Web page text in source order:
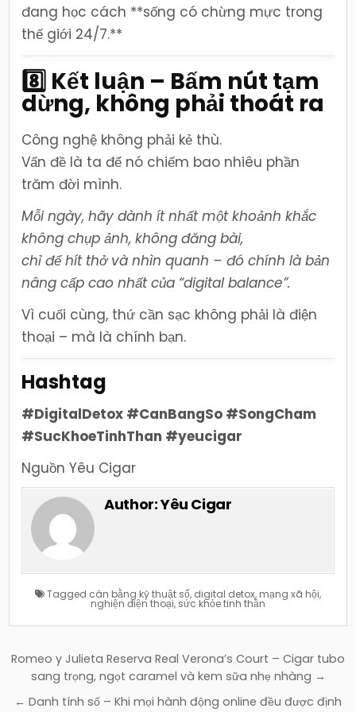
đang học cách **sống có chừng mực trong
thế giới 24/7.**
8️⃣ Kết luận – Bấm nút tạm
dừng, không phải thoát ra
Công nghệ không phải kẻ thù.
Vấn đề là ta để nó chiếm bao nhiêu phần
trăm đời mình.
Mỗi ngày, hãy dành ít nhất một khoảnh khắc
không chụp ảnh, không đăng bài,
chỉ để hít thở và nhìn quanh – đó chính là bản
nâng cấp cao nhất của “digital balance”.
Vì cuối cùng, thứ cần sạc không phải là điện
thoại – mà là chính bạn.
Hashtag
#DigitalDetox #CanBangSo #SongCham
#SucKhoeTinhThan #yeucigar
Nguồn Yêu Cigar
Author:Yêu Cigar
Tagged cân bằng kỹ thuật số, digital detox, mạng xã hội,
nghiện điện thoại, sức khỏe tinh thần
Điều
hướng
bài
Romeo y Julieta Reserva Real Verona’s Court – Cigar tubo
sang trọng, ngọt caramel và kem sữa nhẹ nhàng →
← Danh tính số – Khi mọi hành động online đều được định